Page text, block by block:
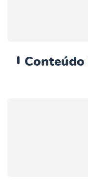
Conteúdo